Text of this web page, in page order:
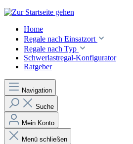
Home
Regale nach Einsatzort
Regale nach Typ
Schwerlastregal-Konfigurator
Ratgeber
Navigation
Suche
Mein Konto
Menü schließen